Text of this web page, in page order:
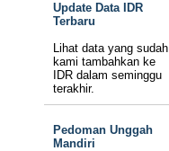
Update Data IDR
Terbaru
Lihat data yang sudah
kami tambahkan ke
IDR dalam seminggu
terakhir.
Pedoman Unggah
Mandiri